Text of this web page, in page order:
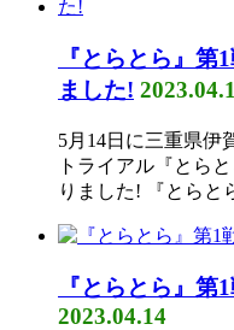
『とらとら』第
ました!
5月14日に三重県伊
トライアル『とら
りました! 『とら
『とらとら』第
2023.04.14